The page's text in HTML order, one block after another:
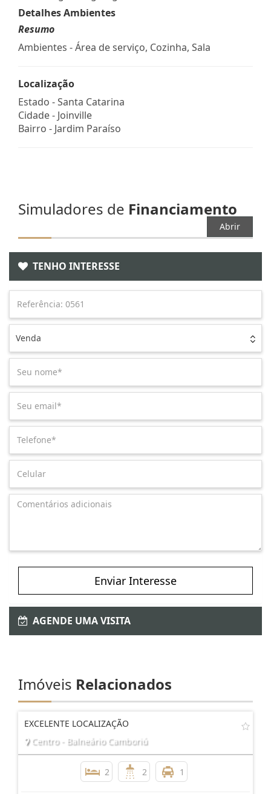
Detalhes Ambientes
Resumo
Ambientes - Área de serviço, Cozinha, Sala
Localização
Estado -Santa Catarina
Cidade - Joinville
Bairro - Jardim Paraíso
Simuladores de Financiamento
Abrir
TENHO INTERESSE
Venda
Enviar Interesse
AGENDE UMA VISITA
Imóveis Relacionados
EXCELENTE LOCALIZAÇÃO
Centro - Balneário Camboriú
2 2 1